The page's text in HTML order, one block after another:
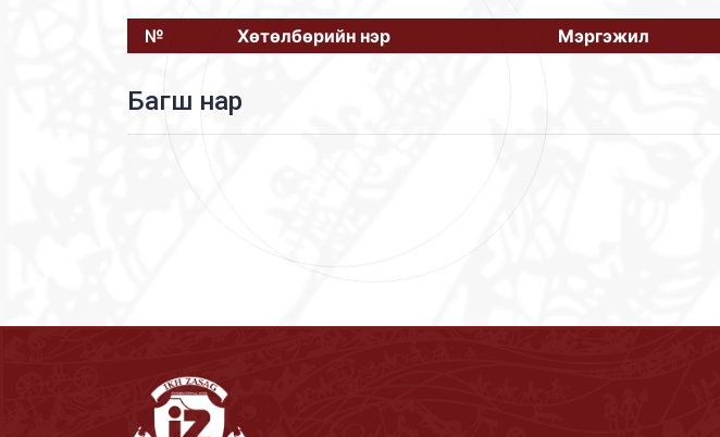
№ Хөтөлбөрийн нэр Мэргэжил
Багш нар